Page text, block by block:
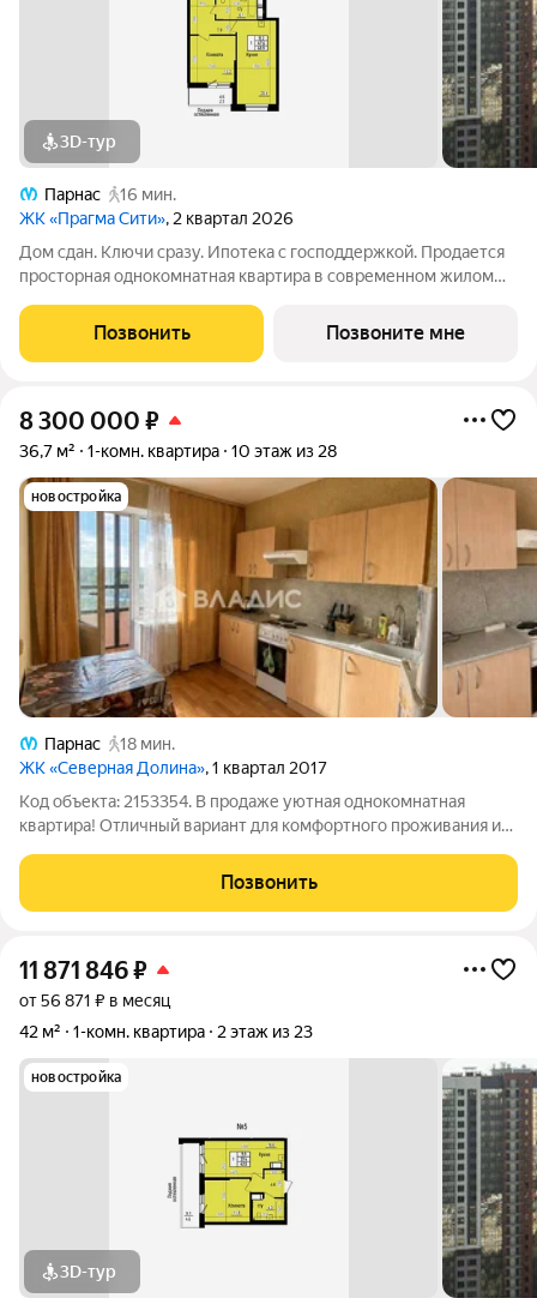
3D-тур
Парнас
16 мин.
ЖК «Прагма Сити», 2 квартал 2026
Дом сдан. Ключи сразу. Ипотека с господдержкой. Продается
просторная однокомнатная квартира в современном жилом
можно заказать у застройщика. Общая площадь квартиры 47.6
Позвонить Позвоните мне
8 300 000 ₽
36,7 м² 1-комн. квартира 10 этаж из 28
новостройка
Парнас
18 мин.
ЖК «Северная Долина», 1 квартал 2017
Код объекта: 2153354. В продаже уютная однокомнатная
квартира! Отличный вариант для комфортного проживания и
детский сад, магазины,
Позвонить
11 871 846₽
от 56 871 ₽ в месяц
42 м²
1-комн. квартира 2 этаж из 23
новостройка
3D-тур